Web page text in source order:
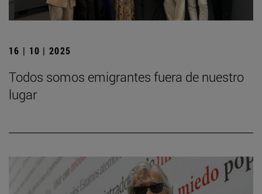
16 | 10 | 2025
Todos somos emigrantes fuera de nuestro
lugar